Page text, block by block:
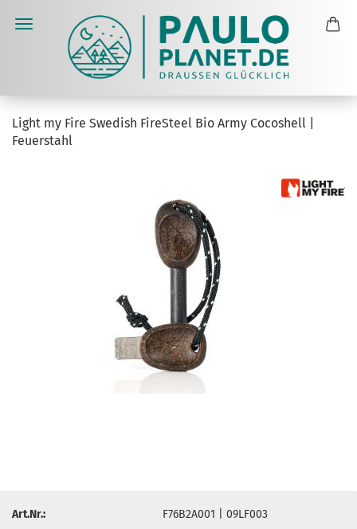
Light my Fire Swedish FireSteel Bio Army Cocoshell |
Feuerstahl
Art.Nr.:
F76B2A001 | 09LF003